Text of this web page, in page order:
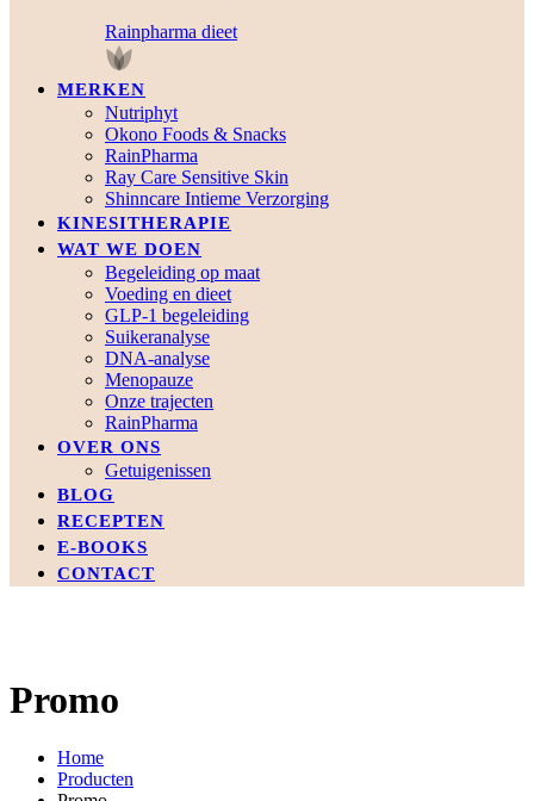
Rainpharma dieet
MERKEN
Nutriphyt
Okono Foods & Snacks
RainPharma
Ray Care Sensitive Skin
Shinncare Intieme Verzorging
KINESITHERAPIE
WAT WE DOEN
Begeleiding op maat
Voeding en dieet
GLP-1 begeleiding
Suikeranalyse
DNA-analyse
Menopauze
Onze trajecten
RainPharma
OVER ONS
Getuigenissen
BLOG
RECEPTEN
E-BOOKS
CONTACT
Promo
Home
Producten